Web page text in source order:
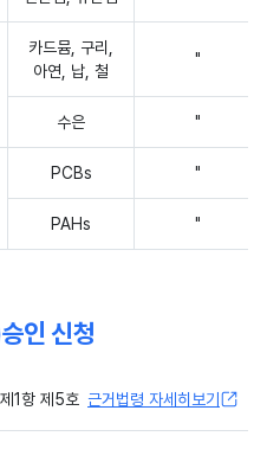
카드뮴, 구리,
아연, 납, 철
"
수은 "
PCBs "
PAHs "
인 신청
1항 제5호 근거법령 자세히보기